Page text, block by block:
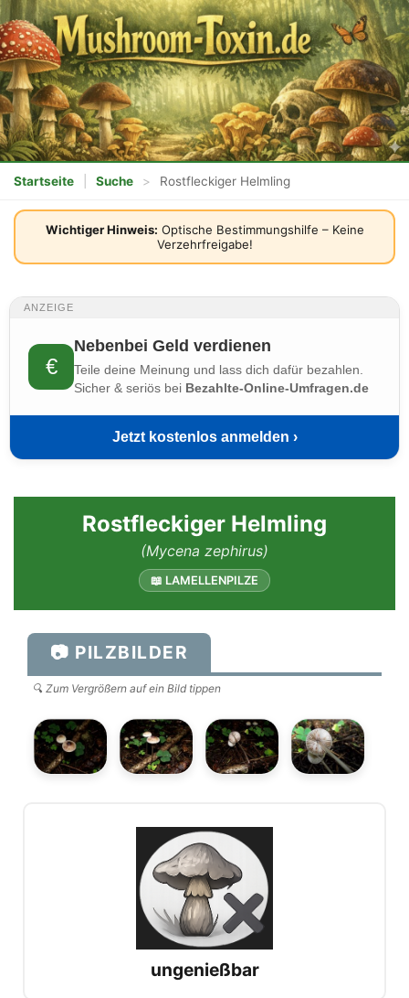
Startseite Suche > Rostfleckiger Helmling
Wichtiger Hinweis: Optische Bestimmungshilfe – Keine
Verzehrfreigabe!
ANZEIGE
€
Nebenbei Geld verdienen
Teile deine Meinung und lass dich dafür bezahlen.
Sicher & seriös bei Bezahlte-Online-Umfragen.de
Jetzt kostenlos anmelden ›
Rostfleckiger Helmling
(Mycena zephirus)
📖 LAMELLENPILZE
📷 PILZBILDER
🔍 Zum Vergrößern auf ein Bild tippen
ungenießbar